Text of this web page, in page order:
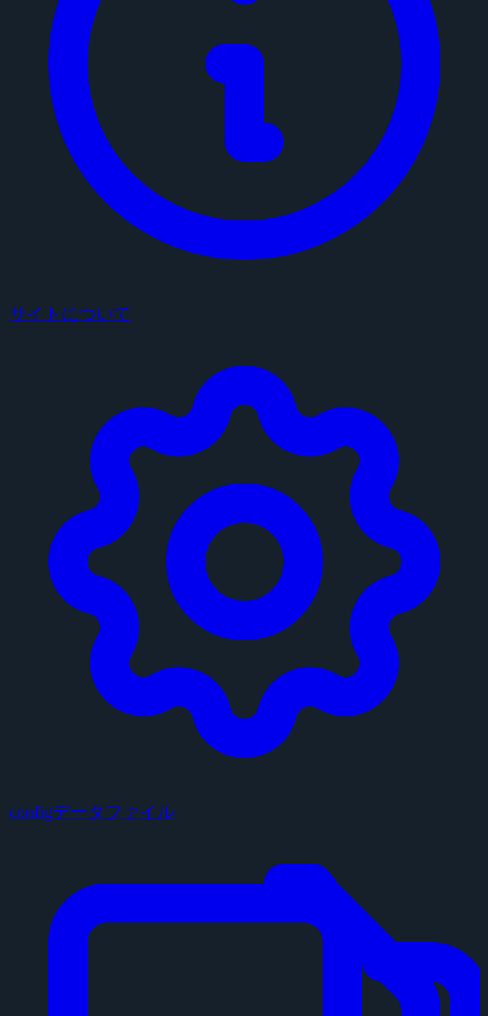
サイトについて
configデータファイル